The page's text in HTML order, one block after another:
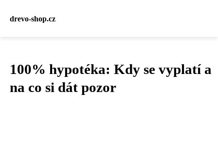
drevo-shop.cz
100% hypotéka: Kdy se vyplatí a
na co si dát pozor